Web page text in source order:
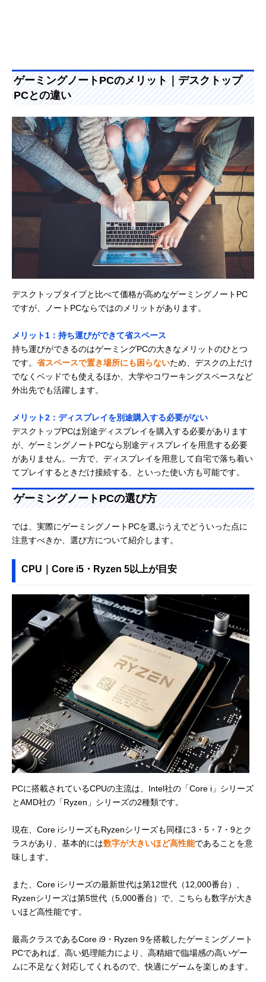
ゲーミングノートPCのメリット｜デスクトップ
PCとの違い
デスクトップタイプと比べて価格が高めなゲーミングノートPC
ですが、ノートPCならではのメリットがあります。
メリット1：持ち運びができて省スペース
持ち運びができるのはゲーミングPCの大きなメリットのひとつ
です。 省スペースで置き場所にも困らないため、デスクの上だけ
でなくベッドでも使えるほか、大学やコワーキングスペースなど
外出先でも活躍します。
メリット2：ディスプレイを別途購入する必要がない
デスクトップPCは別途ディスプレイを購入する必要があります
が、ゲーミングノートPCなら別途ディスプレイを用意する必要
がありません。一方で、ディスプレイを用意して自宅で落ち着い
てプレイするときだけ接続する、といった使い方も可能です。
ゲーミングノートPCの選び方
では、実際にゲーミングノートPCを選ぶうえでどういった点に
注意すべきか、選び方について紹介します。
CPU｜Core i5・Ryzen 5以上が目安
PCに搭載されているCPUの主流は、Intel社の「Core i」シリーズ
とAMD社の「Ryzen」シリーズの2種類です。
現在、Core iシリーズもRyzenシリーズも同様に3・5・7・9とク
ラスがあり、基本的には数字が大きいほど高性能であることを意
味します。
また、Core iシリーズの最新世代は第12世代（12,000番台）、
Ryzenシリーズは第5世代（5,000番台）で、こちらも数字が大き
いほど高性能です。
最高クラスであるCore i9・Ryzen 9を搭載したゲーミングノート
PCであれば、高い処理能力により、高精細で臨場感の高いゲー
ムに不足なく対応してくれるので、快適にゲームを楽しめます。